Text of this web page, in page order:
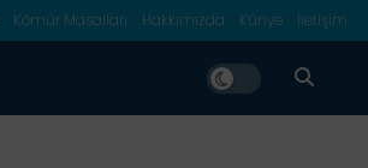
Kömür Masalları Hakkımızda Künye İletişim